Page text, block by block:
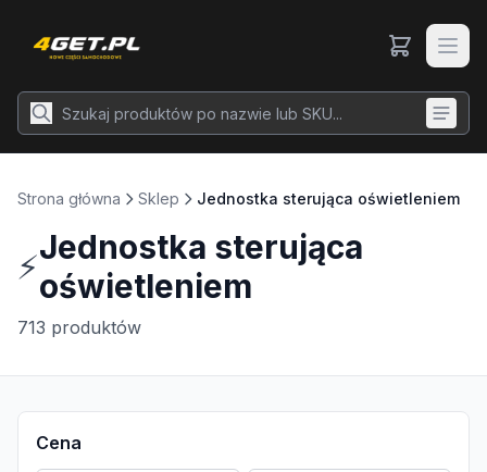
Strona główna Sklep Jednostka sterująca oświetleniem
⚡Jednostka sterująca
oświetleniem
713 produktów
Cena